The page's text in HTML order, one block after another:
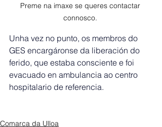
Preme na imaxe se queres contactar
connosco.
Unha vez no punto, os membros do
GES encargáronse da liberación do
ferido, que estaba consciente e foi
evacuado en ambulancia ao centro
hospitalario de referencia.
Comarca da Ulloa